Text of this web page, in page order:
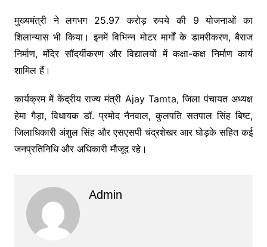
मुख्यमंत्री ने लगभग 25.97 करोड़ रुपये की 9 योजनाओं का
शिलान्यास भी किया। इनमें विभिन्न मोटर मार्गों के डामरीकरण, बैराज
निर्माण, मंदिर सौंदर्यीकरण और विद्यालयों में कक्षा-कक्ष निर्माण कार्य
शामिल हैं।
कार्यक्रम में केंद्रीय राज्य मंत्री Ajay Tamta, जिला पंचायत अध्यक्ष
हेमा गैड़ा, विधायक डॉ. प्रमोद नैनवाल, कुलपति सतपाल सिंह बिष्ट,
जिलाधिकारी अंशुल सिंह और एसएसपी चंद्रशेखर आर घोड़के सहित कई
जनप्रतिनिधि और अधिकारी मौजूद रहे।
Admin